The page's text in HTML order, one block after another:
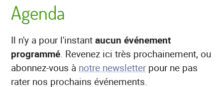
Agenda
Il n'y a pour l'instantaucun événement
programmé . Revenez ici très prochainement, ou
abonnez-vous à notre newsletterpour ne pas
rater nos prochains événements.